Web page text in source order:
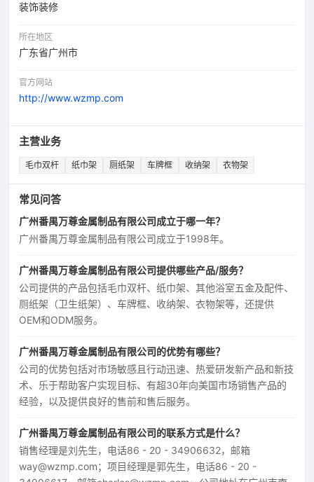
装饰装修
所在地区
广东省广州市
官方网站
http://www.wzmp.com
主营业务
毛巾双杆 纸巾架 厕纸架 车牌框 收纳架 衣物架
常见问答
广州番禺万尊金属制品有限公司成立于哪一年？
广州番禺万尊金属制品有限公司成立于1998年。
广州番禺万尊金属制品有限公司提供哪些产品/服务？
公司提供的产品包括毛巾双杆、纸巾架、其他浴室五金及配件、
厕纸架（卫生纸架）、车牌框、收纳架、衣物架等，还提供
OEM和ODM服务。
广州番禺万尊金属制品有限公司的优势有哪些？
公司的优势包括对市场敏感且行动迅速、热爱研发新产品和新技
术、乐于帮助客户实现目标、有超30年向美国市场销售产品的
经验，以及提供良好的售前和售后服务。
广州番禺万尊金属制品有限公司的联系方式是什么？
销售经理是刘先生，电话86 - 20 - 34906632，邮箱
way@wzmp.com；项目经理是郭先生，电话86 - 20 -